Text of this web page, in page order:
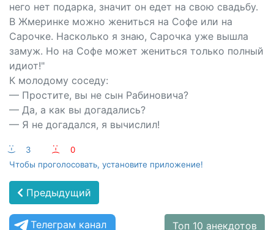
него нет подарка, значит он едет на свою свадьбу.
В Жмеринке можно жениться на Софе или на
Сарочке. Насколько я знаю, Сарочка уже вышла
замуж. Но на Софе может жениться только полный
идиот!"
К молодому соседу:
— Простите, вы не сын Рабиновича?
— Да, а как вы догадались?
— Я не догадался, я вычислил!
:-) 3 :-(
0
Чтобы проголосовать, установите приложение!
Предыдущий
Телеграм канал Топ 10 анекдотов